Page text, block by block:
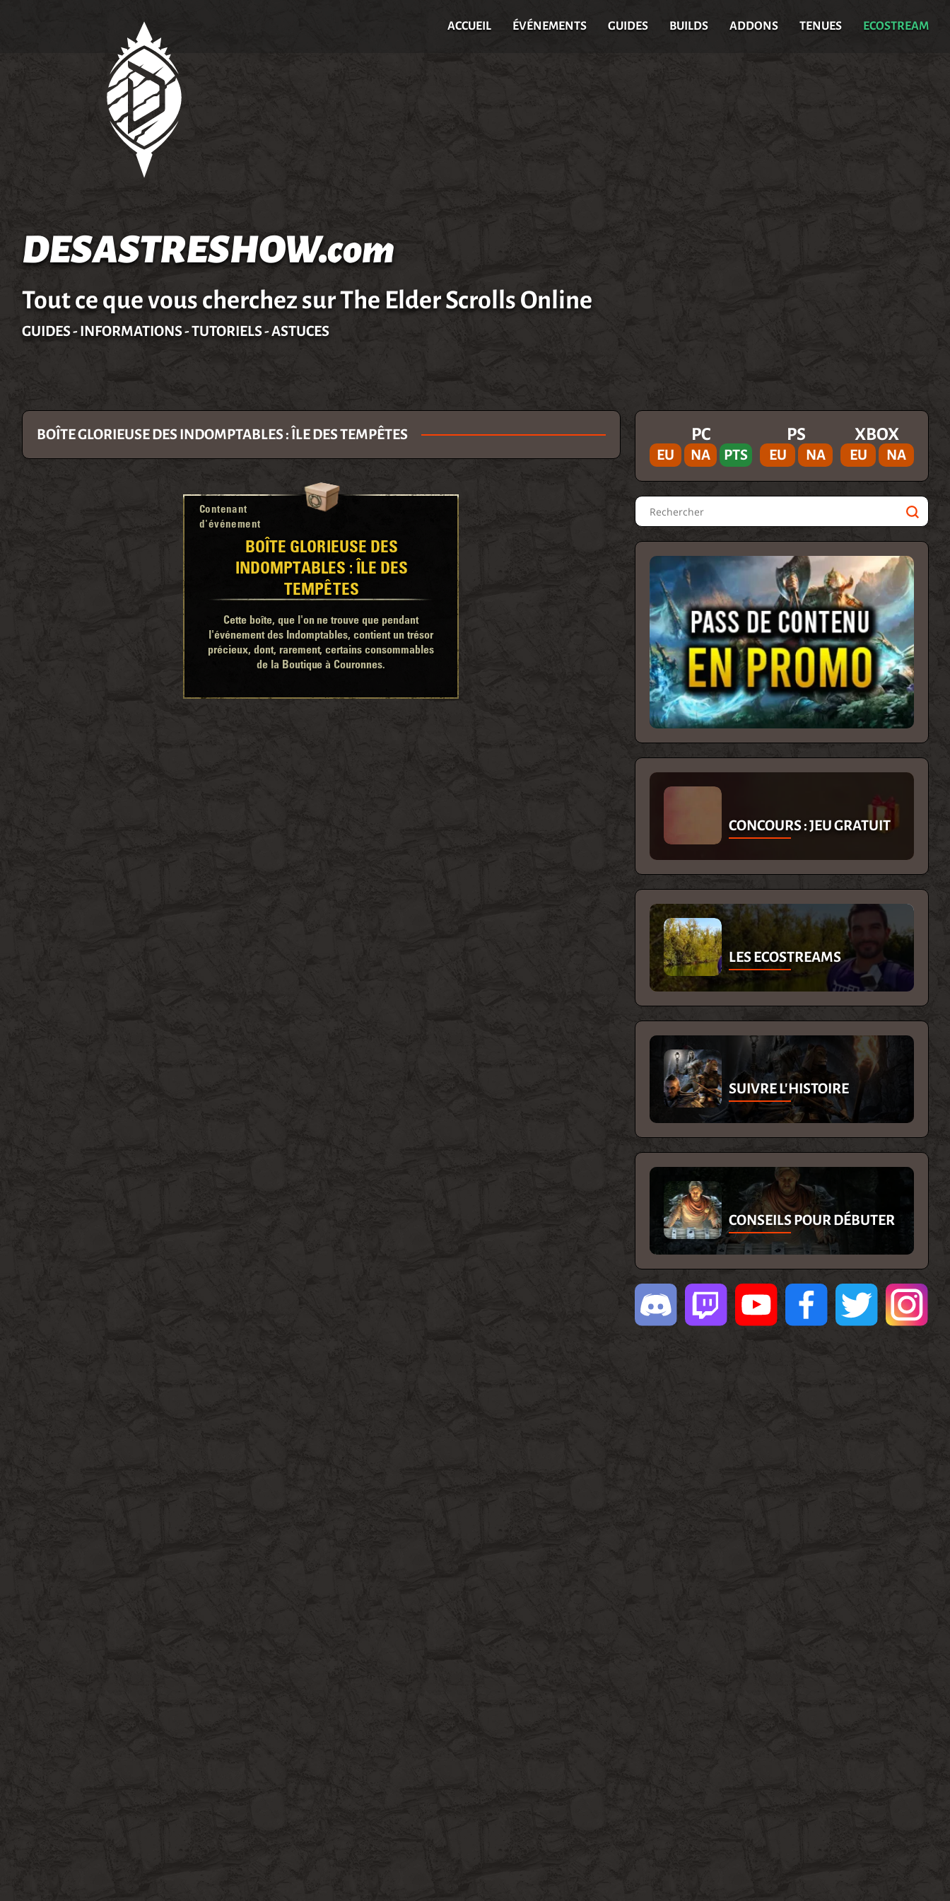
ACCUEIL ÉVÉNEMENTS GUIDES BUILDS ADDONS TENUES ECOSTREAM
DESASTRESHOW.com
Tout ce que vous cherchez sur The Elder Scrolls Online
GUIDES - INFORMATIONS - TUTORIELS - ASTUCES
BOÎTE GLORIEUSE DES INDOMPTABLES : ÎLE DES TEMPÊTES
Contenant
d'événement
BOÎTE GLORIEUSE DES
INDOMPTABLES : ÎLE DES
TEMPÊTES
Cette boîte, que l'on ne trouve que pendant
l'événement des Indomptables, contient un trésor
précieux, dont, rarement, certains consommables
de la Boutique à Couronnes.
PC
EU NA PTS
PS
EU NA
XBOX
EU NA
Rechercher
CONCOURS : JEU GRATUIT
LES ECOSTREAMS
SUIVRE L'HISTOIRE
CONSEILS POUR DÉBUTER